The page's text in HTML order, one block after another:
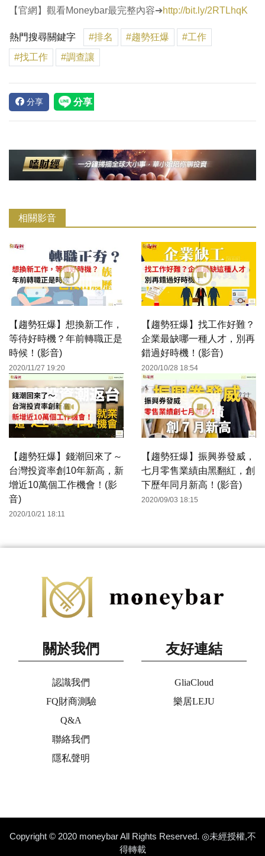
【官網】觀看Moneybar最完整內容➔http://bit.ly/2RTLhqK
熱門搜尋關鍵字 #排名 #趨勢狂爆
#工作
#找工作
#調查讓
分享
相關影音
【趨勢狂爆】想換新工作，
等待好時機？年前轉職正是
時候！(影音)
2020/11/27 19:20
【趨勢狂爆】找工作好難？
企業最缺哪一種人才，別再
錯過好時機！(影音)
2020/10/28 18:54
【趨勢狂爆】錢潮回來了～
台灣投資率創10年新高，新
增近10萬個工作機會！(影
音)
2020/10/21 18:11
【趨勢狂爆】振興券發威，
七月零售業績由黑翻紅，創
下歷年同月新高！(影音)
2020/09/03 18:15
關於我們
認識我們
FQ財商測驗
Q&A
聯絡我們
隱私聲明
友好連結
GliaCloud
樂居LEJU
Copyright © 2020 moneybar All Rights Reserved. ◎未經授權,不
得轉載